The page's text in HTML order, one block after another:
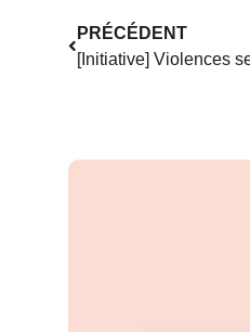
PRÉCÉDENT